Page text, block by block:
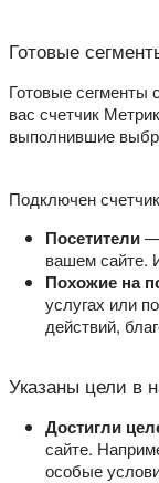
Готовые
Готовые сегменты
вас счетчик
выполнившие
Подключен
Посетители—
вашем сайте.
Похожие на
услугах или
действий,
Указаны цели в
Достигли
сайте.
особые